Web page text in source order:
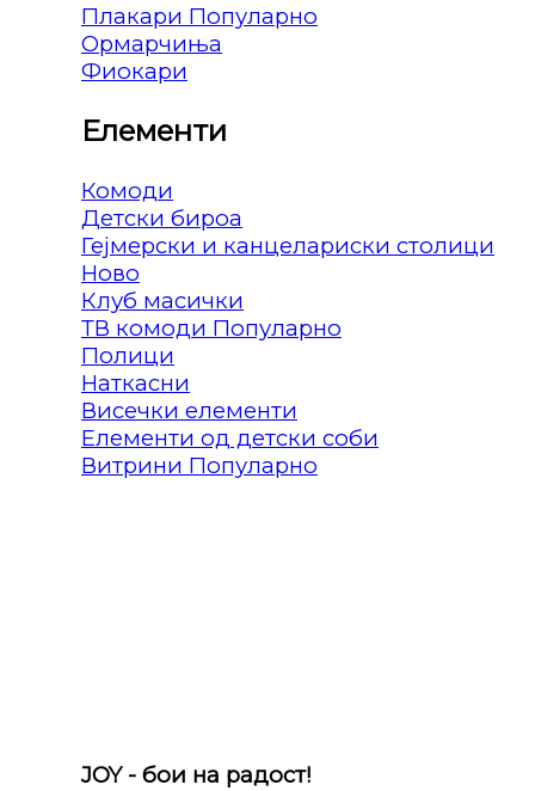
Плакари
Ормарчиња
Фиокари
Елементи
Комоди
Детски бироа
Гејмерски и канцелариски столици
Клуб масички
ТВ комоди
Полици
Наткасни
Висечки елементи
Елементи од детски соби
Витрини
JOY - бои на радост!